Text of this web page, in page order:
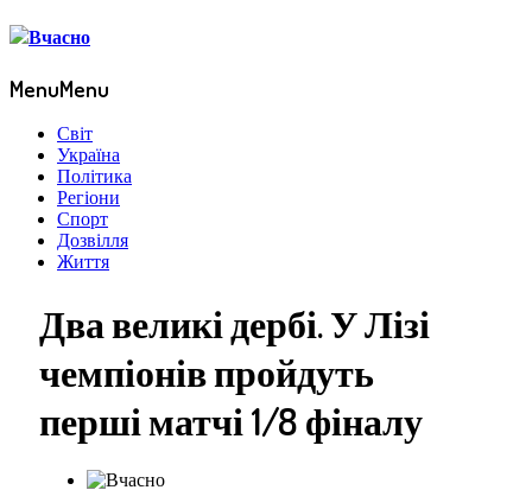
MenuMenu
Світ
Україна
Політика
Регіони
Спорт
Дозвілля
Життя
Два великі дербі. У Лізі
чемпіонів пройдуть
перші матчі 1/8 фіналу